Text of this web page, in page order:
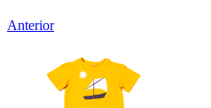
Anterior